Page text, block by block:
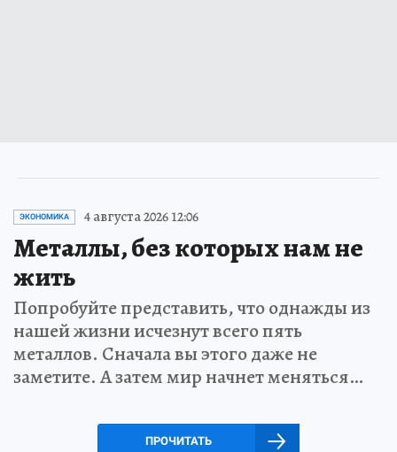
ЭКОНОМИКА 4 августа 2026 12:06
Металлы, без которых нам не
жить
Попробуйте представить, что однажды из
нашей жизни исчезнут всего пять
металлов. Сначала вы этого даже не
заметите. А затем мир начнет меняться…
ПРОЧИТАТЬ